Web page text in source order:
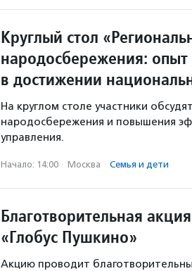
Круглый стол
народосбережения: опыт
в достижении
На круглом столе участники
народосбережения и повышения
управления.
Начало: 14:00 · Москва · Семья и дети
Благотворительная
«Глобус Пушкино»
Акцию проводит